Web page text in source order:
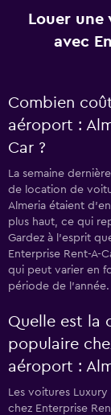
Louer
avec
Combien
aéroport :
Car ?
La semaine
de location de
Almeria étaient
plus haut, ce qui
Gardez à l’esprit
Enterprise Rent-A-
qui peut varier en
période de l’année.
Quelle est la
populaire
aéroport :
Les voitures
chez Enterprise